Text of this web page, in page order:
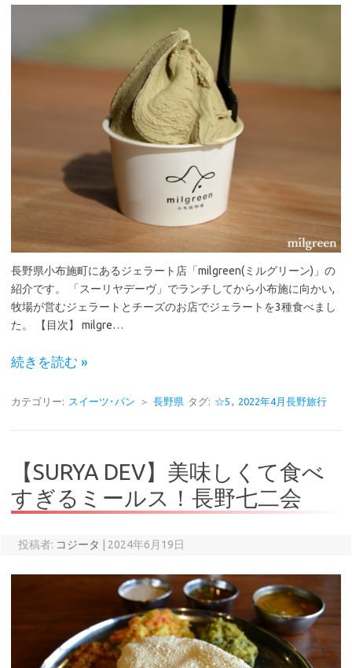
長野県小布施町にあるジェラート店「milgreen(ミルグリーン)」の
紹介です。 「スーリヤデーヴ」でランチしてから小布施に向かい,
牧場が営むジェラートとチーズのお店でジェラートを3種食べまし
た。 【目次】 milgre…
続きを読む »
カテゴリー: スイーツ･パン ＞ 長野県 タグ: ☆5 , 2022年4月長野旅行
【SURYA DEV】美味しくて食べ
すぎるミールス！長野七二会
投稿者: コジータ 2024年6月19日